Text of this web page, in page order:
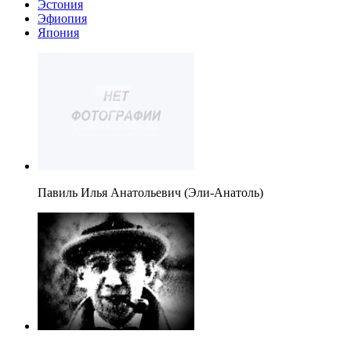
Эстония
Эфиопия
Япония
Павиль Илья Анатольевич (Эли-Анатоль)